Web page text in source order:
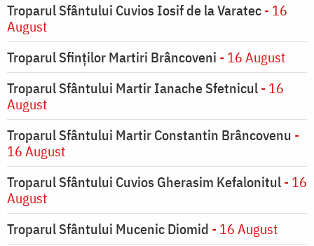
Troparul Sfântului Cuvios Iosif de la Varatec- 16
August
Troparul Sfinților Martiri Brâncoveni - 16 August
Troparul Sfântului Martir Ianache Sfetnicul- 16
August
Troparul Sfântului Martir Constantin Brâncovenu -
16 August
Troparul Sfântului Cuvios Gherasim Kefalonitul- 16
August
Troparul Sfântului Mucenic Diomid - 16 August